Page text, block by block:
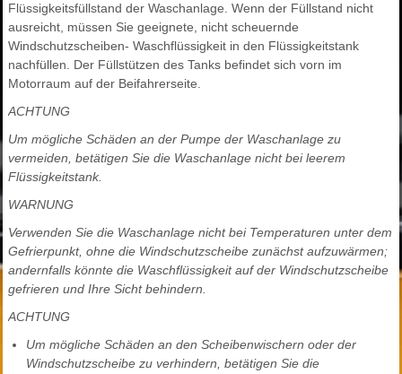
Flüssigkeitsfüllstand der Waschanlage. Wenn der Füllstand nicht
ausreicht, müssen Sie geeignete, nicht scheuernde
Windschutzscheiben- Waschflüssigkeit in den Flüssigkeitstank
nachfüllen. Der Füllstützen des Tanks befindet sich vorn im
Motorraum auf der Beifahrerseite.
ACHTUNG
Um mögliche Schäden an der Pumpe der Waschanlage zu
vermeiden, betätigen Sie die Waschanlage nicht bei leerem
Flüssigkeitstank.
WARNUNG
Verwenden Sie die Waschanlage nicht bei Temperaturen unter dem
Gefrierpunkt, ohne die Windschutzscheibe zunächst aufzuwärmen;
andernfalls könnte die Waschflüssigkeit auf der Windschutzscheibe
gefrieren und Ihre Sicht behindern.
ACHTUNG
Um mögliche Schäden an den Scheibenwischern oder der
Windschutzscheibe zu verhindern, betätigen Sie die